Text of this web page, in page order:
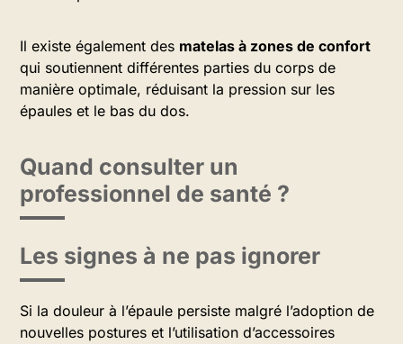
Il existe également des matelas à zones de confort
qui soutiennent différentes parties du corps de
manière optimale, réduisant la pression sur les
épaules et le bas du dos.
Quand consulter un
professionnel de santé ?
Les signes à ne pas ignorer
Si la douleur à l’épaule persiste malgré l’adoption de
nouvelles postures et l’utilisation d’accessoires